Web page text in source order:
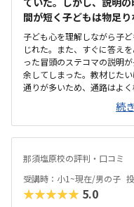
間が短く子どもは物足
子ども心を理解しながら子
じれた。また、すぐに答え
った冒頭のステコマの説明
余してしまった。教材じた
通りが多いため、通路はよ
あればよりよいと思った空
てよかった。また、他の作
教室だと思った少し高い印
わせたくなる。もしくは、
るか気になった
続
那須塩原校の評判・口コミ
受講時：小1~現在/男の子
★★★★★ 5.0